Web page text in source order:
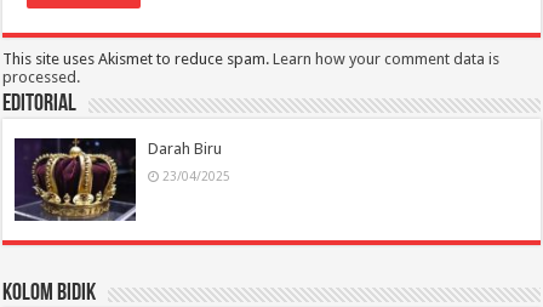
This site uses Akismet to reduce spam.Learn how your comment data is
processed.
Editorial
Darah Biru
23/04/2025
Kolom Bidik